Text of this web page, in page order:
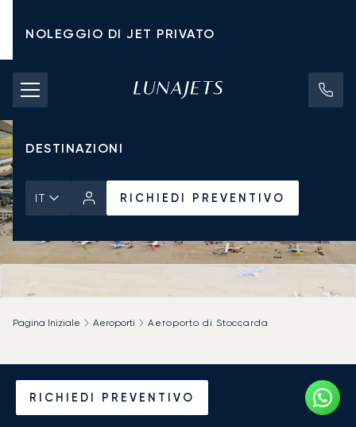
NOLEGGIO DI JET PRIVATO
TARIFFE DI NOLEGGIO
JET PRIVATI
DESTINAZIONI
IT RICHIEDI PREVENTIVO
RICHIEDI PREVENTIVO
Pagina Iniziale Aeroporti Aeroporto di Stoccarda
Noleggio jet privato per
l'Aeroporto di Stoccarda